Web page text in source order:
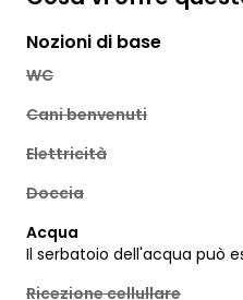
Nozioni di base
WC
Cani benvenuti
Elettricità
Doccia
Acqua
Il serbatoio dell'acqua può
Ricezione cellullare